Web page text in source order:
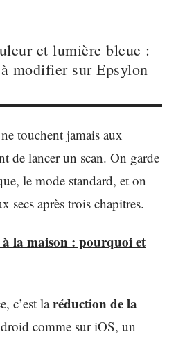
et lumière bleue :
modifier sur Epsylon
touchent jamais aux
de lancer un scan. On garde
le mode standard, et on
secs après trois chapitres.
la maison : pourquoi et
c’est laréduction de la
comme sur iOS, un